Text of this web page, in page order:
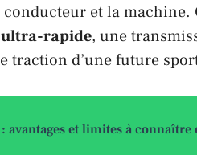
et la
ultra-rapide, une
traction d’une future
avantages et limites à connaître